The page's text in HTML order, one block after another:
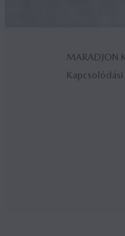
MARADJON